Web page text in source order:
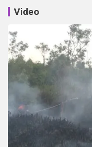
Video